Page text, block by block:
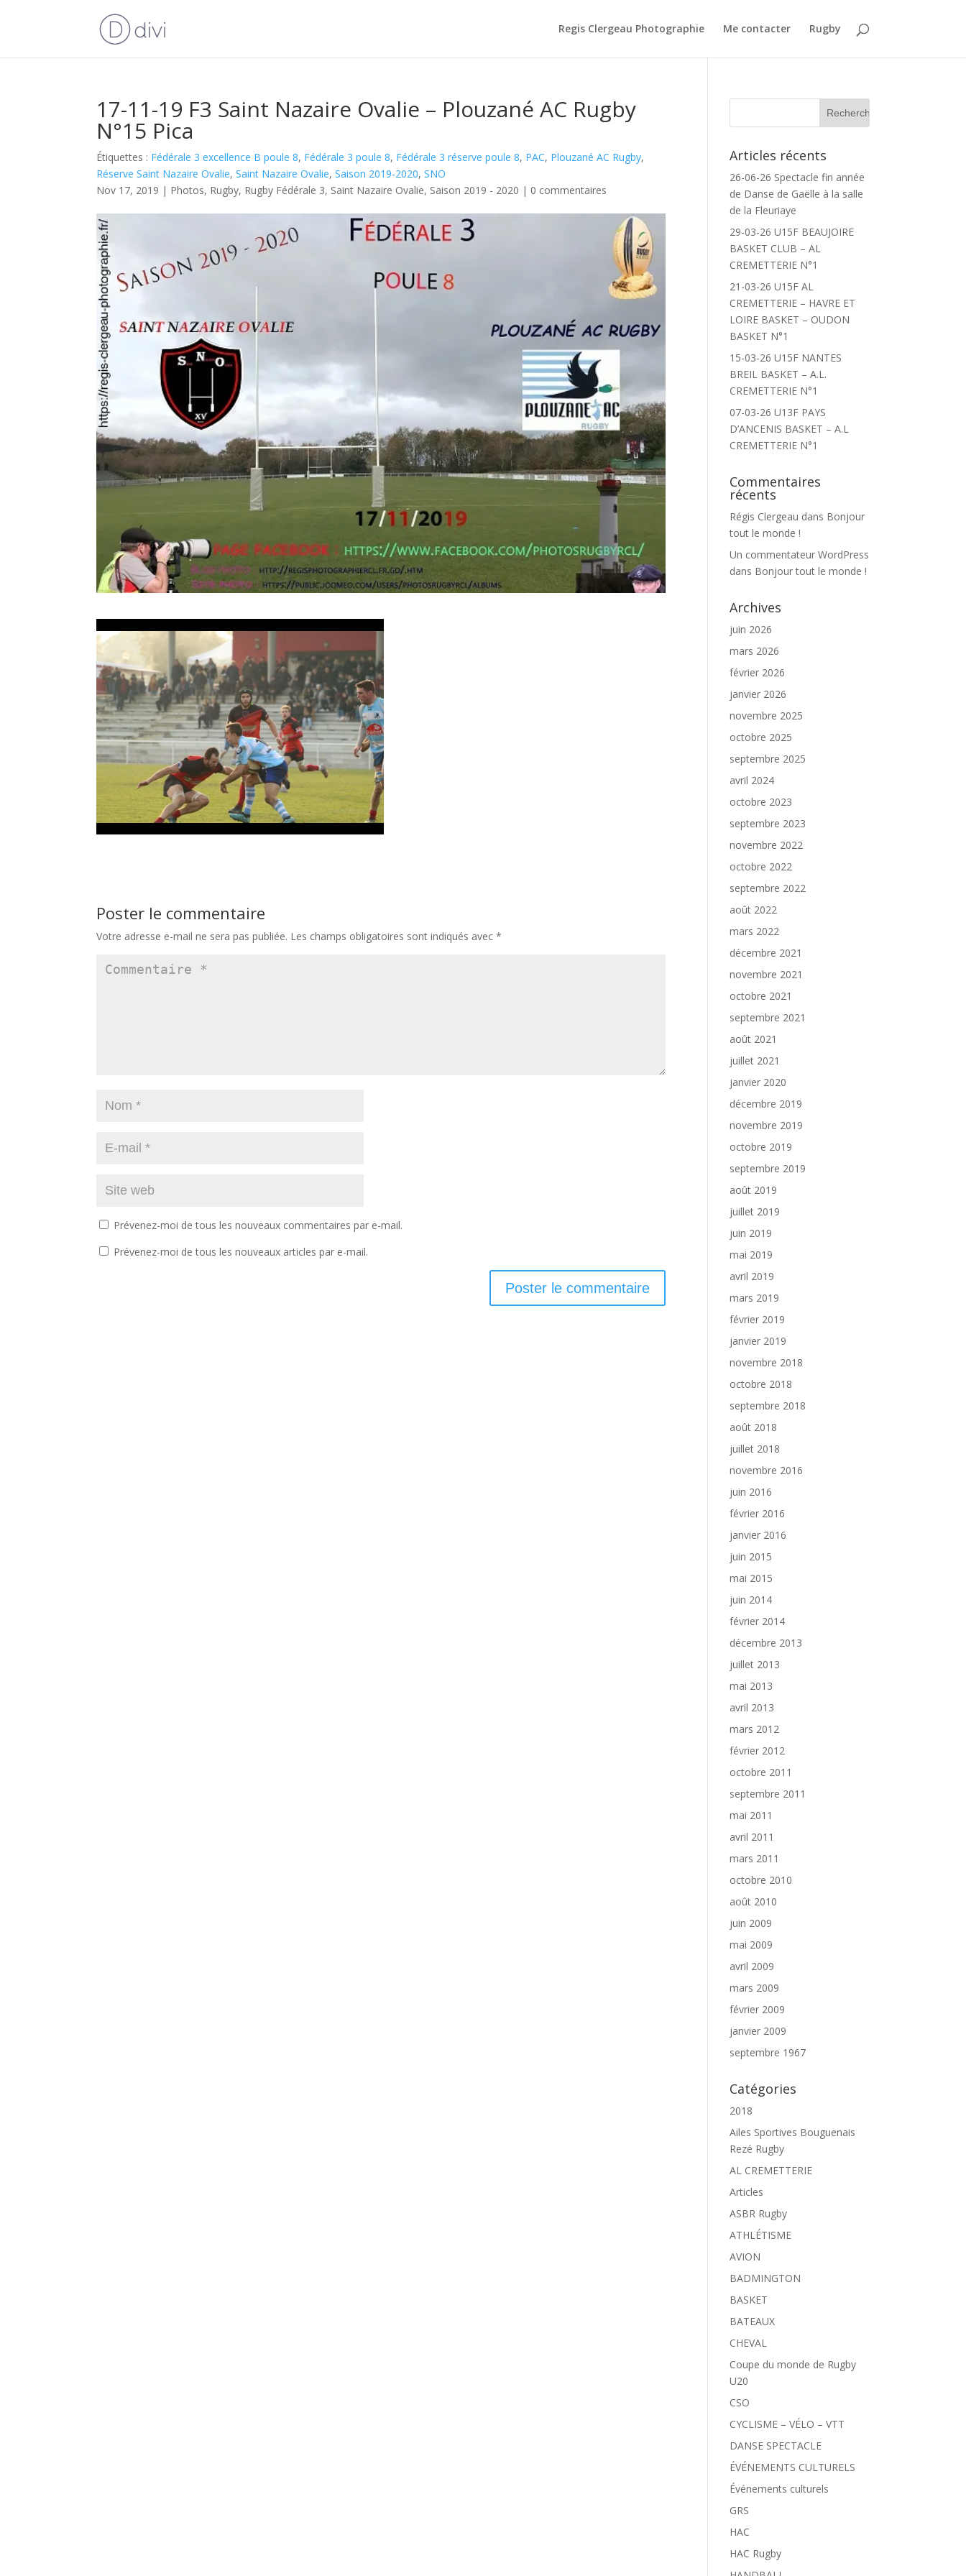
Regis Clergeau Photographie Me contacter Rugby
17-11-19 F3 Saint Nazaire Ovalie – Plouzané AC Rugby
N°15 Pica
Étiquettes : Fédérale 3 excellence B poule 8, Fédérale 3 poule 8, Fédérale 3 réserve poule 8, PAC, Plouzané AC Rugby,
Réserve Saint Nazaire Ovalie,Saint Nazaire Ovalie,Saison 2019-2020,SNO
Nov 17, 2019 | Photos, Rugby, Rugby Fédérale 3, Saint Nazaire Ovalie, Saison 2019 - 2020 | 0 commentaires
Poster le commentaire
Votre adresse e-mail ne sera pas publiée. Les champs obligatoires sont indiqués avec*
Prévenez-moi de tous les nouveaux commentaires par e-mail.
Prévenez-moi de tous les nouveaux articles par e-mail.
Articles récents
26-06-26 Spectacle fin année
de Danse de Gaëlle à la salle
de la Fleuriaye
29-03-26 U15F BEAUJOIRE
BASKET CLUB – AL
CREMETTERIE N°1
21-03-26 U15F AL
CREMETTERIE – HAVRE ET
LOIRE BASKET – OUDON
BASKET N°1
15-03-26 U15F NANTES
BREIL BASKET – A.L.
CREMETTERIE N°1
07-03-26 U13F PAYS
D’ANCENIS BASKET – A.L
CREMETTERIE N°1
Commentaires
récents
Régis Clergeau dans Bonjour
tout le monde !
Un commentateur WordPress
dans Bonjour tout le monde !
Archives
juin 2026
mars 2026
février 2026
janvier 2026
novembre 2025
octobre 2025
septembre 2025
avril 2024
octobre 2023
septembre 2023
novembre 2022
octobre 2022
septembre 2022
août 2022
mars 2022
décembre 2021
novembre 2021
octobre 2021
septembre 2021
août 2021
juillet 2021
janvier 2020
décembre 2019
novembre 2019
octobre 2019
septembre 2019
août 2019
juillet 2019
juin 2019
mai 2019
avril 2019
mars 2019
février 2019
janvier 2019
novembre 2018
octobre 2018
septembre 2018
août 2018
juillet 2018
novembre 2016
juin 2016
février 2016
janvier 2016
juin 2015
mai 2015
juin 2014
février 2014
décembre 2013
juillet 2013
mai 2013
avril 2013
mars 2012
février 2012
octobre 2011
septembre 2011
mai 2011
avril 2011
mars 2011
octobre 2010
août 2010
juin 2009
mai 2009
avril 2009
mars 2009
février 2009
janvier 2009
septembre 1967
Catégories
2018
Ailes Sportives Bouguenais
Rezé Rugby
AL CREMETTERIE
Articles
ASBR Rugby
ATHLÉTISME
AVION
BADMINGTON
BASKET
BATEAUX
CHEVAL
Coupe du monde de Rugby
U20
CSO
CYCLISME – VÉLO – VTT
DANSE SPECTACLE
ÉVÉNEMENTS CULTURELS
Événements culturels
GRS
HAC
HAC Rugby